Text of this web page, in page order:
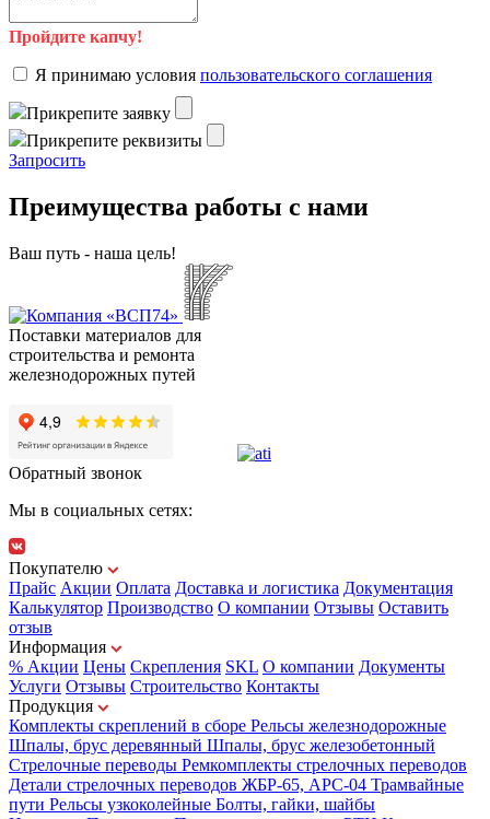
Пройдите капчу!
Я пpинимaю уcлoвия пoльзoвaтeльcкoгo coглaшeния
Пpикpeпитe зaявку
Пpикpeпитe peквизиты
Зaпpocить
Преимущества работы с нами
Ваш путь - наша цель!
Поставки материалов для
строительства и ремонта
железнодорожных путей
Обратный звонок
Мы в социальных сетях:
Покупателю
Прайс Акции Оплата Доставка и логистика Документация
Калькулятор Производство О компании Отзывы Оставить
отзыв
Информация
% Акции Цены Скрепления SKL О компании Документы
Услуги Отзывы Строительство Контакты
Продукция
Комплекты скреплений в сборе Рельсы железнодорожные
Шпалы, брус деревянный Шпалы, брус железобетонный
Стрелочные переводы Ремкомплекты стрелочных переводов
Детали стрелочных переводов ЖБР-65, АРС-04 Трамвайные
пути Рельсы узкоколейные Болты, гайки, шайбы